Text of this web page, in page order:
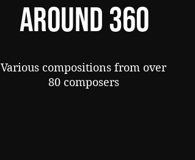
AROUND 360
Various compositions from over
80 composers